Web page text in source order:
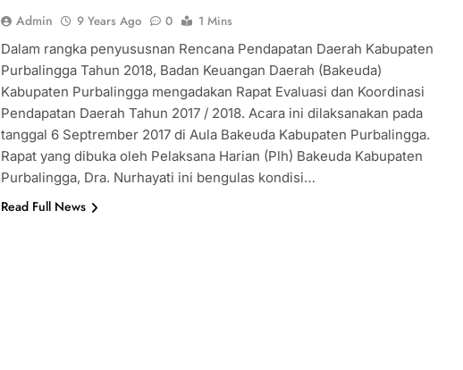
Admin 9 Years Ago 0
1 Mins
Dalam rangka penyususnan Rencana Pendapatan Daerah Kabupaten
Purbalingga Tahun 2018, Badan Keuangan Daerah (Bakeuda)
Kabupaten Purbalingga mengadakan Rapat Evaluasi dan Koordinasi
Pendapatan Daerah Tahun 2017 / 2018. Acara ini dilaksanakan pada
tanggal 6 Septrember 2017 di Aula Bakeuda Kabupaten Purbalingga.
Rapat yang dibuka oleh Pelaksana Harian (Plh) Bakeuda Kabupaten
Purbalingga, Dra. Nurhayati ini bengulas kondisi…
Read Full News